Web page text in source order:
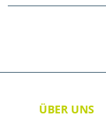
ÜBER UNS